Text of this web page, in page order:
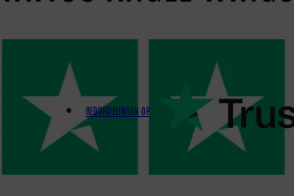
BEOORDELINGEN OP